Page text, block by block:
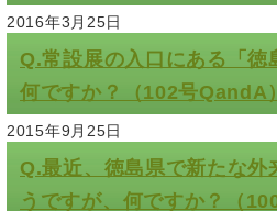
2016年3月25日
Q.常設展の入口にある「徳
何ですか？（102号QandA）
2015年9月25日
Q.最近、徳島県で新たな外
うですが、何ですか？（